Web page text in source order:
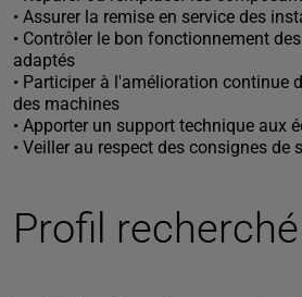
• Assurer la remise en service des
• Contrôler le bon fonctionnement
adaptés
• Participer à l'amélioration continue
des machines
• Apporter un support technique aux
• Veiller au respect des consignes
Profil recherché